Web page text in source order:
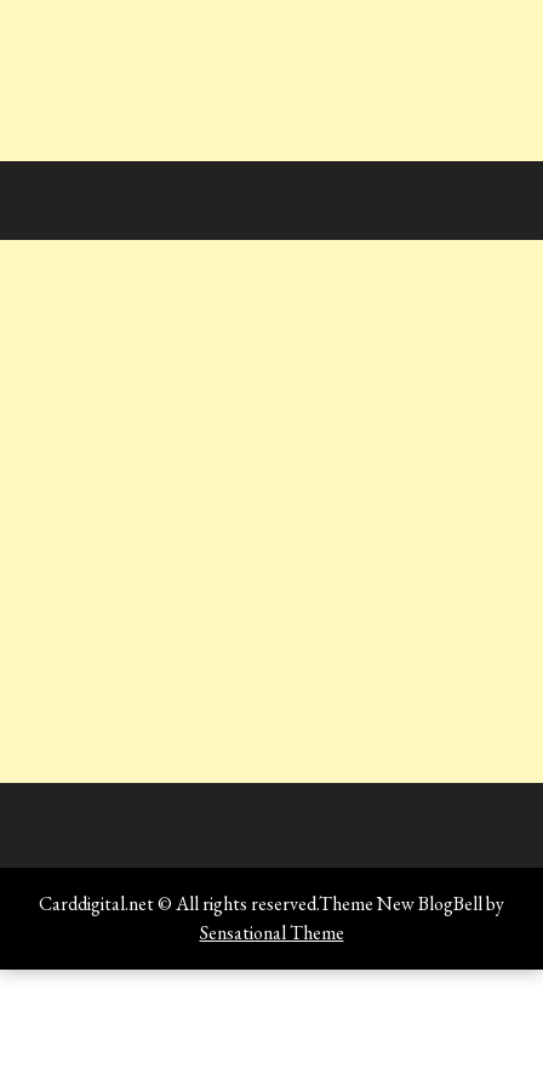
Carddigital.net © All rights reserved.Theme New BlogBell by
Sensational Theme